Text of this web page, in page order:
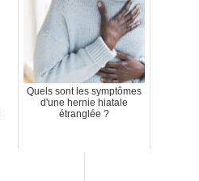
Quels sont les symptômes
d'une hernie hiatale
étranglée ?